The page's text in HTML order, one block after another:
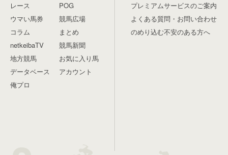
レース
ウマい馬券
コラム
netkeibaTV
地方競馬
データベース
俺プロ
POG
競馬広場
まとめ
競馬新聞
お気に入り馬
アカウント
プレミアムサービスのご案内
よくある質問・お問い合わせ
のめり込む不安のある方へ